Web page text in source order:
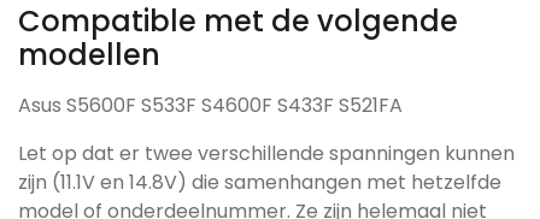
Compatible met de volgende
modellen
Asus S5600F S533F S4600F S433F S521FA
Let op dat er twee verschillende spanningen kunnen
zijn (11.1V en 14.8V) die samenhangen met hetzelfde
model of onderdeelnummer. Ze zijn helemaal niet